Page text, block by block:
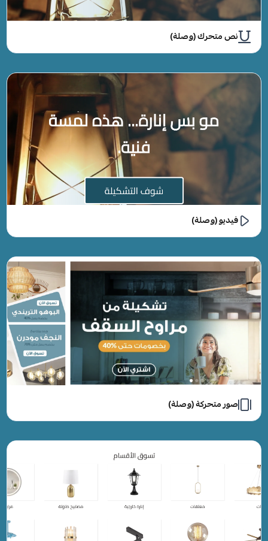
نص متحرك (وصلة)
فيديو (وصلة)
صور متحركة (وصلة)